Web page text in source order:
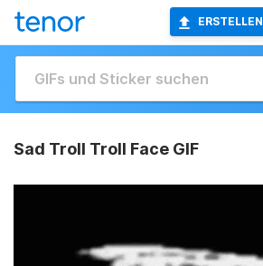
ERSTELLEN
Sad Troll Troll Face GIF